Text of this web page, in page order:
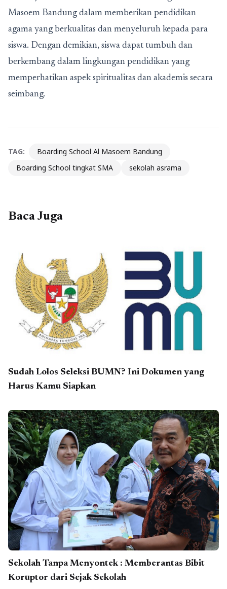
Masoem Bandung dalam memberikan pendidikan
agama yang berkualitas dan menyeluruh kepada para
siswa. Dengan demikian, siswa dapat tumbuh dan
berkembang dalam lingkungan pendidikan yang
memperhatikan aspek spiritualitas dan akademis secara
seimbang.
TAG:
Boarding School Al Masoem Bandung
Boarding School tingkat SMA
sekolah asrama
Baca Juga
Sudah Lolos Seleksi BUMN? Ini Dokumen yang
Harus Kamu Siapkan
Sekolah Tanpa Menyontek : Memberantas Bibit
Koruptor dari Sejak Sekolah